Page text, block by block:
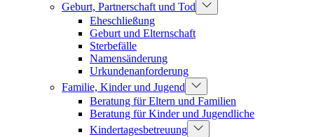
Geburt, Partnerschaft und Tod
Eheschließung
Geburt und Elternschaft
Sterbefälle
Namensänderung
Urkundenanforderung
Familie, Kinder und Jugend
Beratung für Eltern und Familien
Beratung für Kinder und Jugendliche
Kindertagesbetreuung